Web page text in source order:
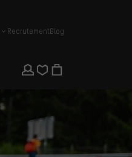
RecrutementBlog